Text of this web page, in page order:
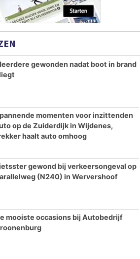
gewonden nadat boot in brand
momenten voor inzittenden
op de Zuiderdijk in Wijdenes,
haalt auto omhoog
gewond bij verkeersongeval op
(N240) in Wervershoof
mooiste occasions bij Autobedrijf